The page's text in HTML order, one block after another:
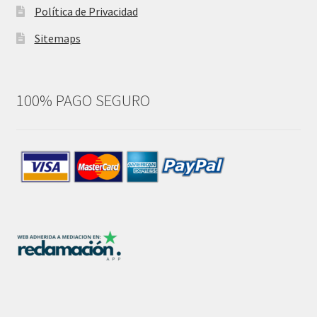
Política de Privacidad
Sitemaps
100% PAGO SEGURO